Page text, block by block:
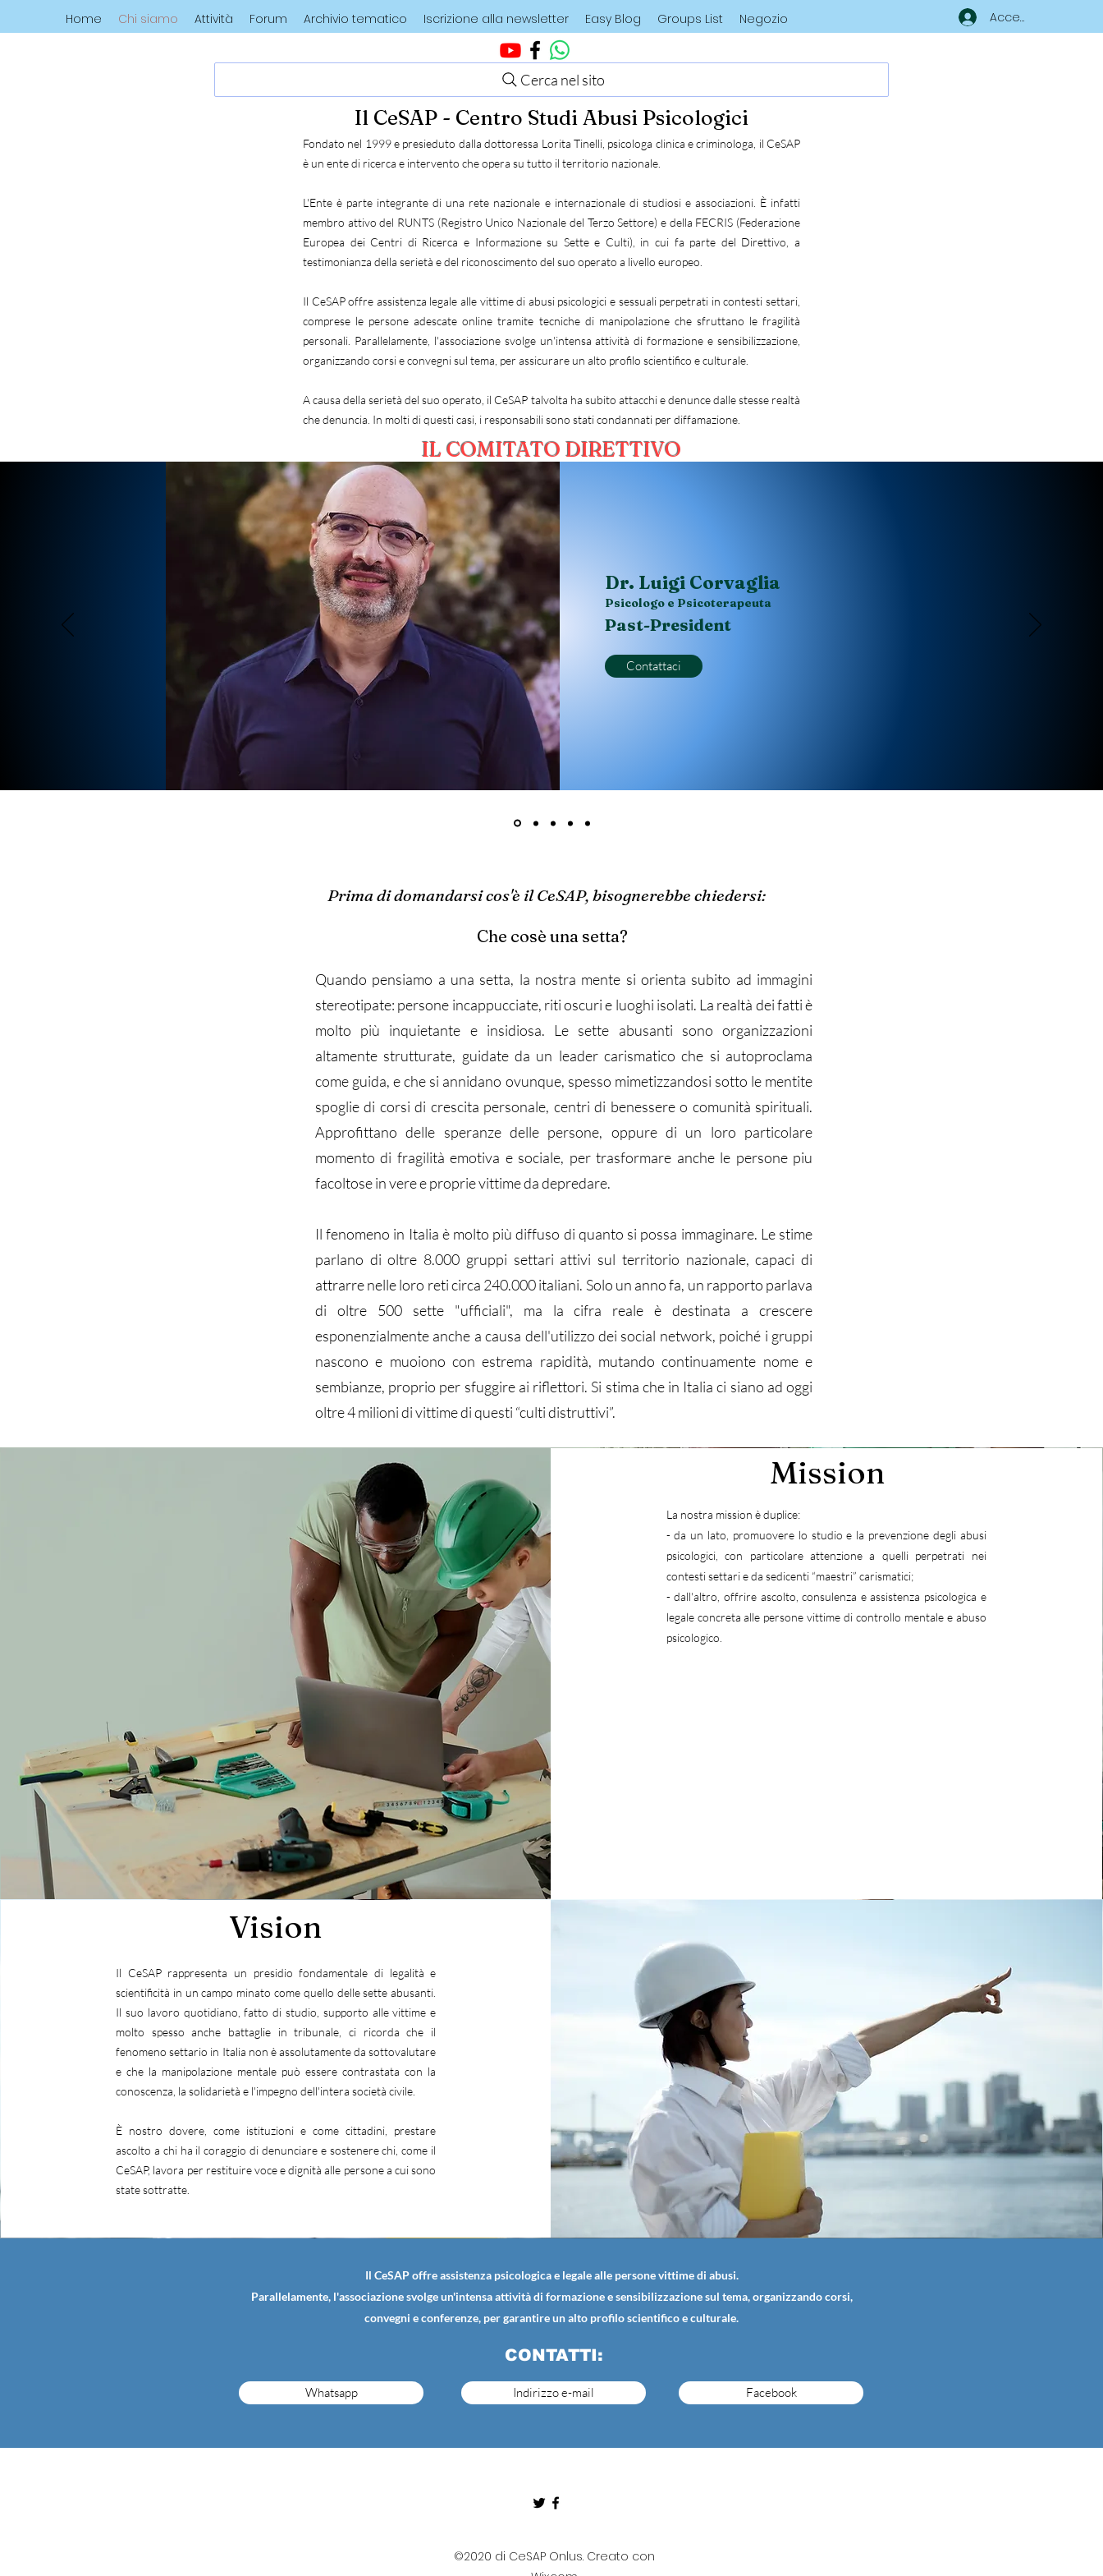
Home Chi siamo Attività Forum Archivio tematico Iscrizione alla newsletter Easy Blog Groups List Negozio Accedi
Cerca nel sito
IL COMITATO DIRETTIVO
Dr. Luigi Corvaglia
Psicologo e Psicoterapeuta
Past-President
Contattaci
Il CeSAP - Centro Studi Abusi Psicologici
Fondato nel 1999 e presieduto dalla dottoressa Lorita Tinelli, psicologa clinica e criminologa, il CeSAP
è un ente di ricerca e intervento che opera su tutto il territorio nazionale.
L'Ente è parte integrante di una rete nazionale e internazionale di studiosi e associazioni. È infatti
membro attivo del RUNTS (Registro Unico Nazionale del Terzo Settore) e della FECRIS (Federazione
Europea dei Centri di Ricerca e Informazione su Sette e Culti), in cui fa parte del Direttivo, a
testimonianza della serietà e del riconoscimento del suo operato a livello europeo.
Il CeSAP offre assistenza legale alle vittime di abusi psicologici e sessuali perpetrati in contesti settari,
comprese le persone adescate online tramite tecniche di manipolazione che sfruttano le fragilità
personali. Parallelamente, l'associazione svolge un'intensa attività di formazione e sensibilizzazione,
organizzando corsi e convegni sul tema, per assicurare un alto profilo scientifico e culturale.
A causa della serietà del suo operato, il CeSAP talvolta ha subito attacchi e denunce dalle stesse realtà
che denuncia. In molti di questi casi, i responsabili sono stati condannati per diffamazione.
Prima di domandarsi cos'è il CeSAP, bisognerebbe chiedersi:
Che cosè una setta?
​Quando pensiamo a una setta, la nostra mente si orienta subito ad immagini
stereotipate: persone incappucciate, riti oscuri e luoghi isolati. La realtà dei fatti è
molto più inquietante e insidiosa. Le sette abusanti sono organizzazioni
altamente strutturate, guidate da un leader carismatico che si autoproclama
come guida, e che si annidano ovunque, spesso mimetizzandosi sotto le mentite
spoglie di corsi di crescita personale, centri di benessere o comunità spirituali.
Approfittano delle speranze delle persone, oppure di un loro particolare
momento di fragilità emotiva e sociale, per trasformare anche le persone piu
facoltose in vere e proprie vittime da depredare.
Il fenomeno in Italia è molto più diffuso di quanto si possa immaginare. Le stime
parlano di oltre 8.000 gruppi settari attivi sul territorio nazionale, capaci di
attrarre nelle loro reti circa 240.000 italiani. Solo un anno fa, un rapporto parlava
di oltre 500 sette "ufficiali", ma la cifra reale è destinata a crescere
esponenzialmente anche a causa dell'utilizzo dei social network, poiché i gruppi
nascono e muoiono con estrema rapidità, mutando continuamente nome e
sembianze, proprio per sfuggire ai riflettori. Si stima che in Italia ci siano ad oggi
oltre 4 milioni di vittime di questi “culti distruttivi”.​​
Mission
La nostra mission è duplice:
- da un lato, promuovere lo studio e la prevenzione degli abusi
psicologici, con particolare attenzione a quelli perpetrati nei
contesti settari e da sedicenti “maestri” carismatici;
- dall'altro, offrire ascolto, consulenza e assistenza psicologica e
legale concreta alle persone vittime di controllo mentale e abuso
psicologico.
Vision
Il CeSAP rappresenta un presidio fondamentale di legalità e
scientificità in un campo minato come quello delle sette abusanti.
Il suo lavoro quotidiano, fatto di studio, supporto alle vittime e
molto spesso anche battaglie in tribunale, ci ricorda che il
fenomeno settario in Italia non è assolutamente da sottovalutare
e che la manipolazione mentale può essere contrastata con la
conoscenza, la solidarietà e l'impegno dell'intera società civile.
È nostro dovere, come istituzioni e come cittadini, prestare
ascolto a chi ha il coraggio di denunciare e sostenere chi, come il
CeSAP, lavora per restituire voce e dignità alle persone a cui sono
state sottratte.
Il CeSAP offre assistenza psicologica e legale alle persone vittime di abusi.
Parallelamente, l'associazione svolge un'intensa attività di formazione e sensibilizzazione sul tema, organizzando corsi,
convegni e conferenze, per garantire un alto profilo scientifico e culturale.
CONTATTI:
Whatsapp Indirizzo e-mail Facebook
©2020 di CeSAP Onlus. Creato con